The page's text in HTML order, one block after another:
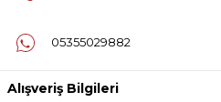
05355029882
Alışveriş Bilgileri